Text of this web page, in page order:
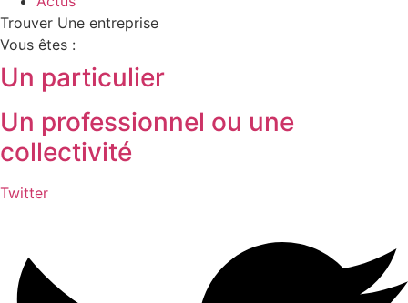
Trouver Une entreprise
Vous êtes :
Un particulier
Un professionnel ou une
collectivité
Twitter